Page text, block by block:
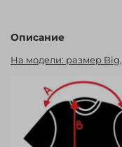
Описание
На модели: размер